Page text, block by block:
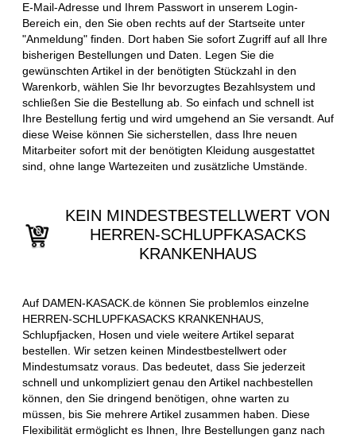
E-Mail-Adresse und Ihrem Passwort in unserem Login-
Bereich ein, den Sie oben rechts auf der Startseite unter
"Anmeldung" finden. Dort haben Sie sofort Zugriff auf all Ihre
bisherigen Bestellungen und Daten. Legen Sie die
gewünschten Artikel in der benötigten Stückzahl in den
Warenkorb, wählen Sie Ihr bevorzugtes Bezahlsystem und
schließen Sie die Bestellung ab. So einfach und schnell ist
Ihre Bestellung fertig und wird umgehend an Sie versandt. Auf
diese Weise können Sie sicherstellen, dass Ihre neuen
Mitarbeiter sofort mit der benötigten Kleidung ausgestattet
sind, ohne lange Wartezeiten und zusätzliche Umstände.
KEIN MINDESTBESTELLWERT VON
HERREN-SCHLUPFKASACKS
KRANKENHAUS
Auf DAMEN-KASACK.de können Sie problemlos einzelne
HERREN-SCHLUPFKASACKS KRANKENHAUS,
Schlupfjacken, Hosen und viele weitere Artikel separat
bestellen. Wir setzen keinen Mindestbestellwert oder
Mindestumsatz voraus. Das bedeutet, dass Sie jederzeit
schnell und unkompliziert genau den Artikel nachbestellen
können, den Sie dringend benötigen, ohne warten zu
müssen, bis Sie mehrere Artikel zusammen haben. Diese
Flexibilität ermöglicht es Ihnen, Ihre Bestellungen ganz nach